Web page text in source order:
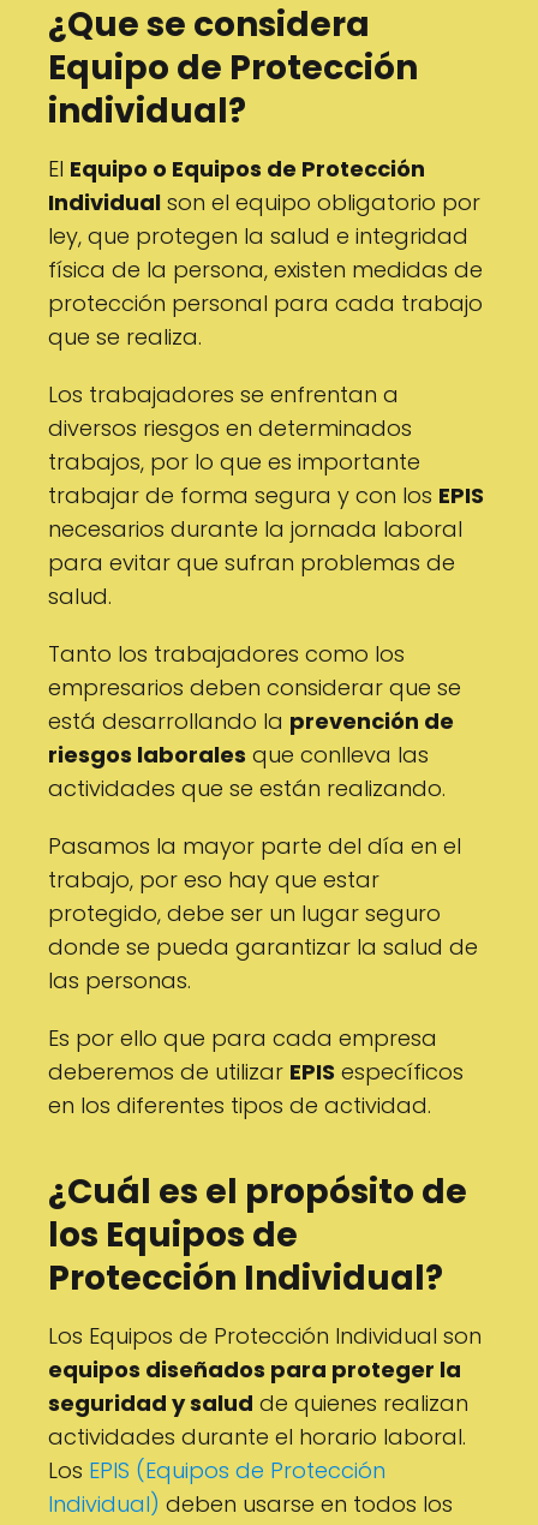
¿Que se considera
Equipo de Protección
individual?
El Equipo o Equipos de Protección
Individual son el equipo obligatorio por
ley, que protegen la salud e integridad
física de la persona, existen medidas de
protección personal para cada trabajo
que se realiza.
Los trabajadores se enfrentan a
diversos riesgos en determinados
trabajos, por lo que es importante
trabajar de forma segura y con los EPIS
necesarios durante la jornada laboral
para evitar que sufran problemas de
salud.
Tanto los trabajadores como los
empresarios deben considerar que se
está desarrollando la prevención de
riesgos laborales que conlleva las
actividades que se están realizando.
Pasamos la mayor parte del día en el
trabajo, por eso hay que estar
protegido, debe ser un lugar seguro
donde se pueda garantizar la salud de
las personas.
Es por ello que para cada empresa
deberemos de utilizar EPIS específicos
en los diferentes tipos de actividad.
¿Cuál es el propósito de
los Equipos de
Protección Individual?
Los Equipos de Protección Individual son
equipos diseñados para proteger la
seguridad y salud de quienes realizan
actividades durante el horario laboral.
Los EPIS (Equipos de Protección
Individual) deben usarse en todos los